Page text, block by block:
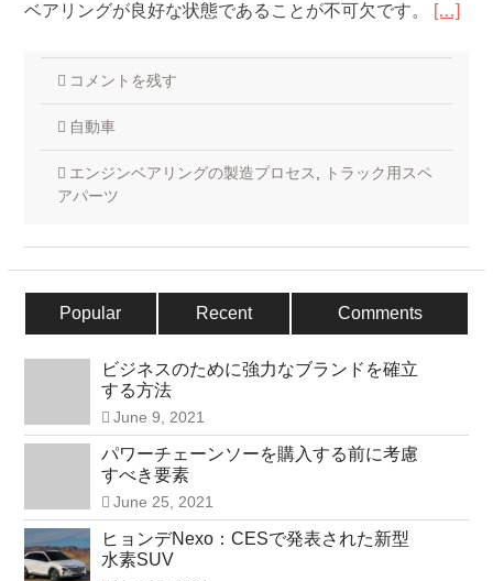
ベアリングが良好な状態であることが不可欠です。
[…]
コメントを残す
自動車
エンジンベアリングの製造プロセス,
トラック用スペ
アパーツ
Popular Recent Comments
ビジネスのために強力なブランドを確立
する方法
June 9, 2021
パワーチェーンソーを購入する前に考慮
すべき要素
June 25, 2021
ヒョンデNexo：CESで発表された新型
水素SUV